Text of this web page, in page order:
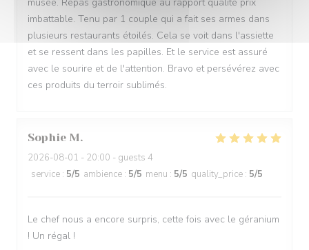
imbattable. Tenu par 1 couple qui a fait ses armes dans
plusieurs restaurants étoilés. Cela se voit dans l'assiette
et se ressent dans les papilles. Et le service est assuré
avec le sourire et de l'attention. Bravo et persévérez avec
ces produits du terroir sublimés.
Sophie M
2026-08-01 - 20:00 - guests 4
service : 5/5 ambience : 5/5 menu : 5/5 quality_price : 5/5
Le chef nous a encore surpris, cette fois avec le géranium
! Un régal !